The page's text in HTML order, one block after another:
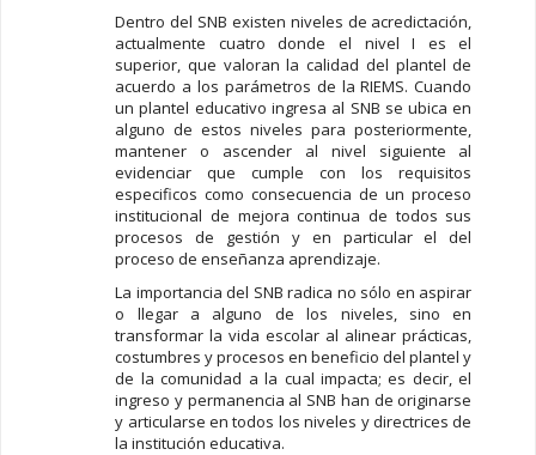
Dentro del SNB existen niveles de acredictación,
actualmente cuatro donde el nivel I es el
superior, que valoran la calidad del plantel de
acuerdo a los parámetros de la RIEMS. Cuando
un plantel educativo ingresa al SNB se ubica en
alguno de estos niveles para posteriormente,
mantener o ascender al nivel siguiente al
evidenciar que cumple con los requisitos
especificos como consecuencia de un proceso
institucional de mejora continua de todos sus
procesos de gestión y en particular el del
proceso de enseñanza aprendizaje.
La importancia del SNB radica no sólo en aspirar
o llegar a alguno de los niveles, sino en
transformar la vida escolar al alinear prácticas,
costumbres y procesos en beneficio del plantel y
de la comunidad a la cual impacta; es decir, el
ingreso y permanencia al SNB han de originarse
y articularse en todos los niveles y directrices de
la institución educativa.